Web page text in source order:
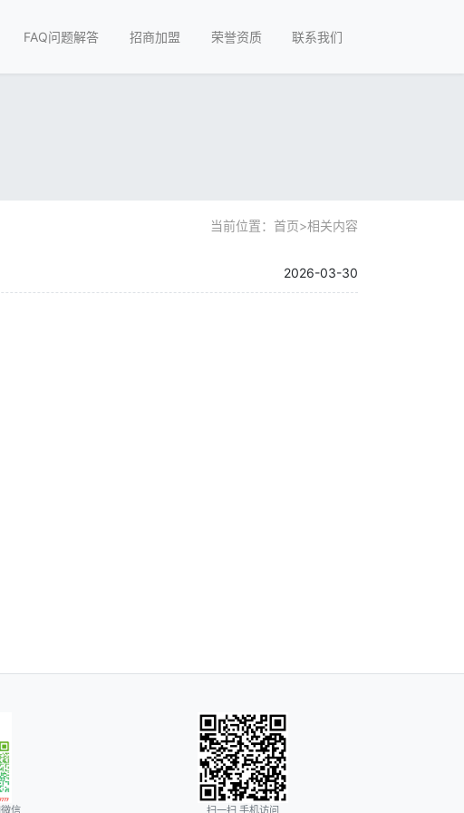
FAQ问题解答 招商加盟 荣誉资质 联系我们
当前位置： 首页>相关内容
2026-03-30
信 扫一扫 手机访问